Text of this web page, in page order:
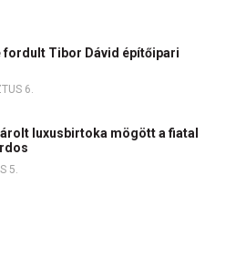
fordult Tibor Dávid építőipari
6.
luxusbirtoka mögött a fiatal
5.